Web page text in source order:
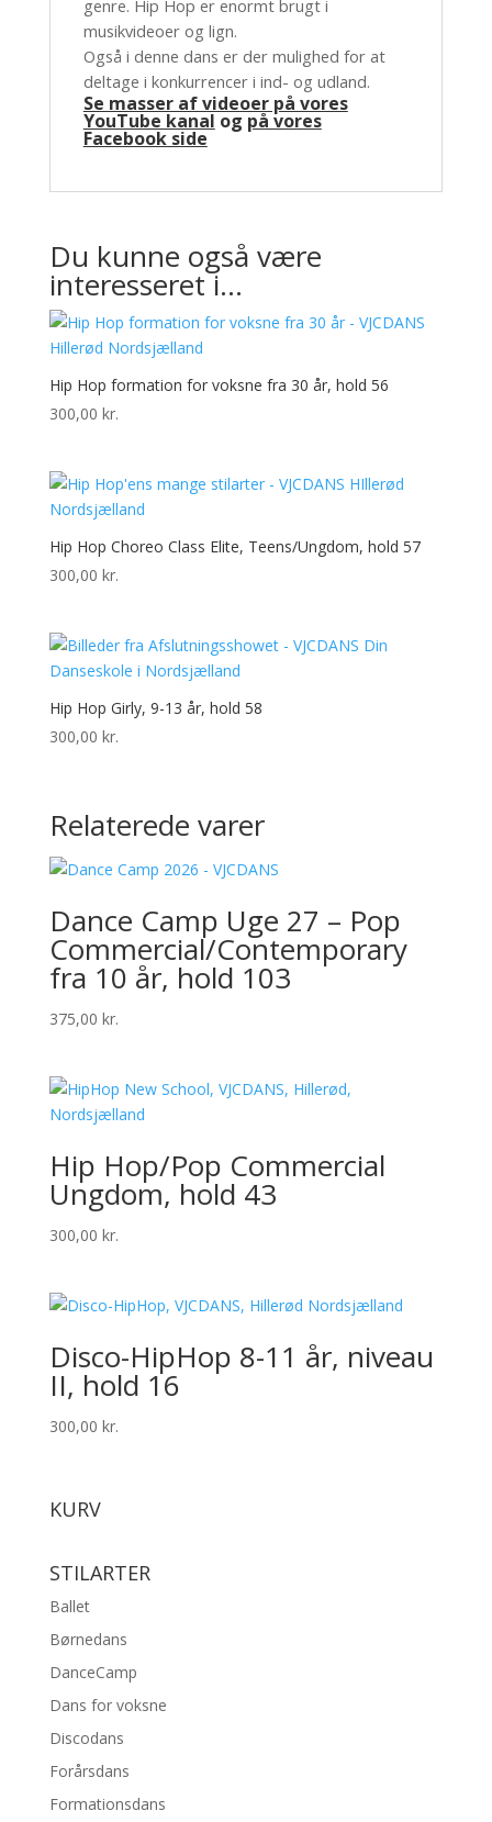
genre. Hip Hop er enormt brugt i
musikvideoer og lign.
Også i denne dans er der mulighed for at
deltage i konkurrencer i ind- og udland.
Se masser af videoer på vores
YouTube kanal og på vores
Facebook side
Du kunne også være
interesseret i…
Hip Hop formation for voksne fra 30 år, hold 56
300,00 kr.
Hip Hop Choreo Class Elite, Teens/Ungdom, hold 57
300,00 kr.
Hip Hop Girly, 9-13 år, hold 58
300,00 kr.
Relaterede varer
Dance Camp Uge 27 – Pop
Commercial/Contemporary
fra 10 år, hold 103
375,00 kr.
Hip Hop/Pop Commercial
Ungdom, hold 43
300,00 kr.
Disco-HipHop 8-11 år, niveau
II, hold 16
300,00 kr.
KURV
STILARTER
Ballet
Børnedans
DanceCamp
Dans for voksne
Discodans
Forårsdans
Formationsdans